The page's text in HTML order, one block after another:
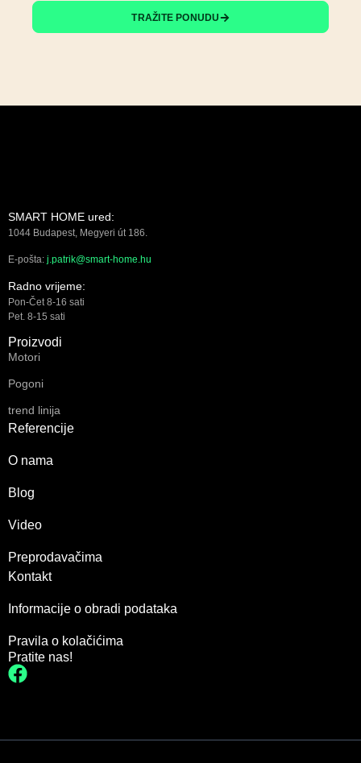
TRAŽITE PONUDU
SMART HOME ured:
1044 Budapest, Megyeri út 186.
E-pošta: j.patrik@smart-home.hu
Radno vrijeme:
Pon-Čet 8-16 sati
Pet. 8-15 sati
Proizvodi
Motori
Pogoni
trend linija
Referencije
O nama
Blog
Video
Preprodavačima
Kontakt
Informacije o obradi podataka
Pravila o kolačićima
Pratite nas!